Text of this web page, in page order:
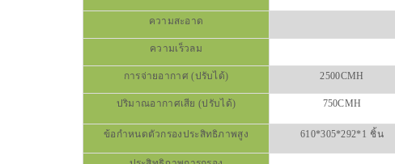
ความสะอาด
ความเร็วลม
การจ่ายอากาศ (ปรับได้) 2500CMH
ปริมาณอากาศเสีย (ปรับได้) 750CMH
ข้อกำหนดตัวกรองประสิทธิภาพสูง 610*305*292*1 ชิ้น